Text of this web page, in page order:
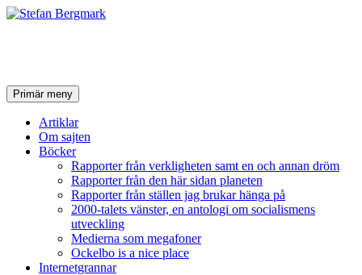
SökPrimär meny Hoppa
till
innehåll
Artiklar
Om sajten
Böcker
Rapporter från verkligheten samt en och annan dröm
Rapporter från den här sidan planeten
Rapporter från ställen jag brukar hänga på
2000-talets vänster, en antologi om socialismens
utveckling
Medierna som megafoner
Ockelbo is a nice place
Internetgrannar